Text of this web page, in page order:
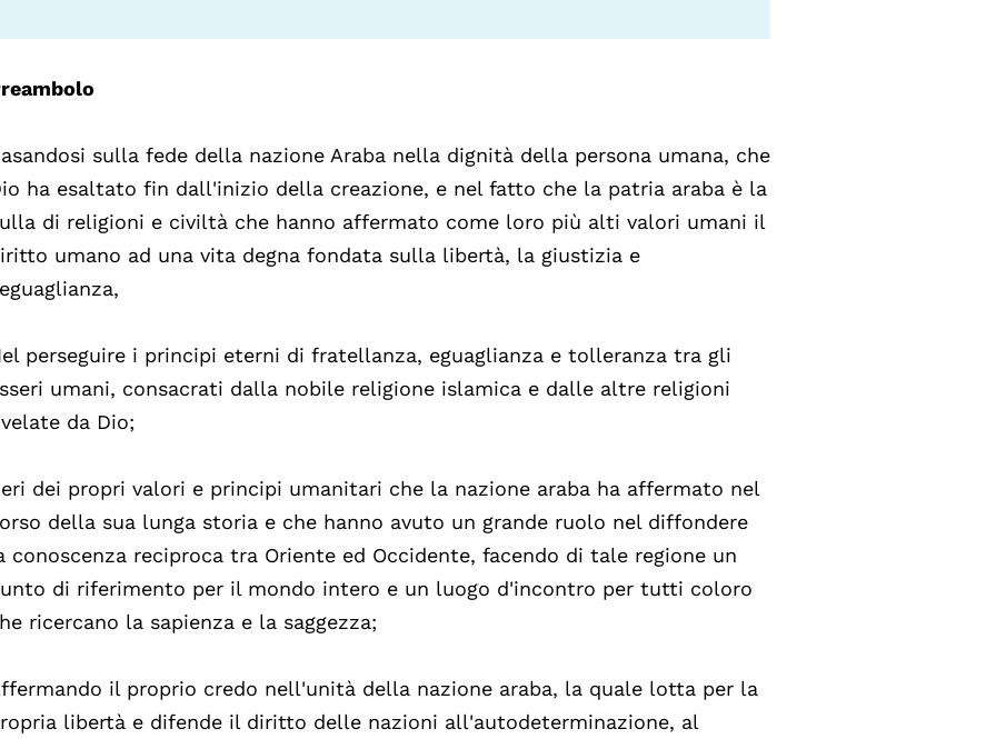
sulla fede della nazione Araba nella dignità della persona umana, che
ha esaltato fin dall'inizio della creazione, e nel fatto che la patria araba è la
di religioni e civiltà che hanno affermato come loro più alti valori umani il
umano ad una vita degna fondata sulla libertà, la giustizia e
perseguire i principi eterni di fratellanza, eguaglianza e tolleranza tra gli
umani, consacrati dalla nobile religione islamica e dalle altre religioni
da Dio;
dei propri valori e principi umanitari che la nazione araba ha affermato nel
della sua lunga storia e che hanno avuto un grande ruolo nel diffondere
conoscenza reciproca tra Oriente ed Occidente, facendo di tale regione un
di riferimento per il mondo intero e un luogo d'incontro per tutti coloro
ricercano la sapienza e la saggezza;
il proprio credo nell'unità della nazione araba, la quale lotta per la
libertà e difende il diritto delle nazioni all'autodeterminazione, al